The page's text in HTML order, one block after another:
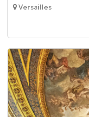
Versailles